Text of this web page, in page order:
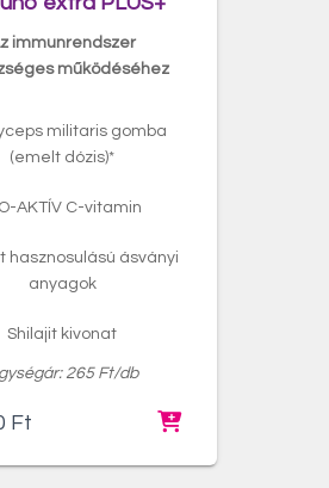
immunrendszer
működéséhez
militaris gomba
(emelt dózis)*
AKTÍV C-vitamin
hasznosulású ásványi
anyagok
Shilajit kivonat
265 Ft/db
Ft